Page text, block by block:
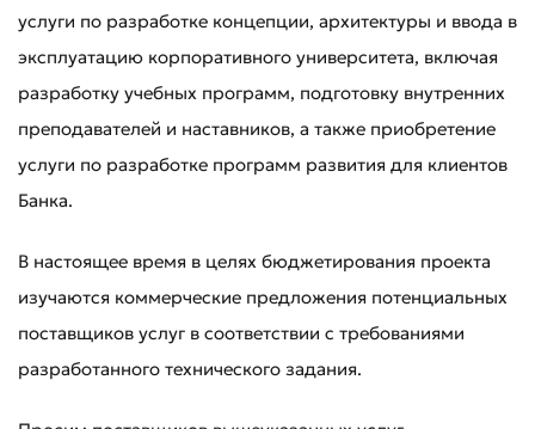
услуги по разработке концепции, архитектуры и ввода в
эксплуатацию корпоративного университета, включая
разработку учебных программ, подготовку внутренних
преподавателей и наставников, а также приобретение
услуги по разработке программ развития для клиентов
Банка.
В настоящее время в целях бюджетирования проекта
изучаются коммерческие предложения потенциальных
поставщиков услуг в соответствии с требованиями
разработанного технического задания.